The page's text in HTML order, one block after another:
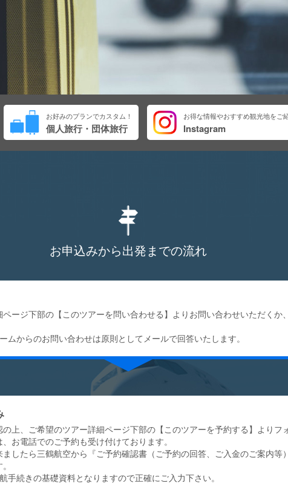
お好みのプランでカスタム！
個人旅行・団体旅行
お得な情報やおすすめ観光地をご
Instagram
お申込みから出発までの流れ
ページ下部の【このツアーを問い合わせる】よりお問い合わせいただくか
ムからのお問い合わせは原則としてメールで回答いたします。
の上、ご希望のツアー詳細ページ下部の【このツアーを予約する】よりフ
お電話でのご予約も受け付けております。
ましたら三鶴航空から『ご予約確認書（ご予約の回答、ご入金のご案内
手続きの基礎資料となりますので正確にご入力下さい。